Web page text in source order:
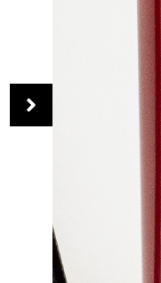
DESCRIERE
–
–
–
– tip agent
– gaz
– masa
–
– dispozitiv
– durata de